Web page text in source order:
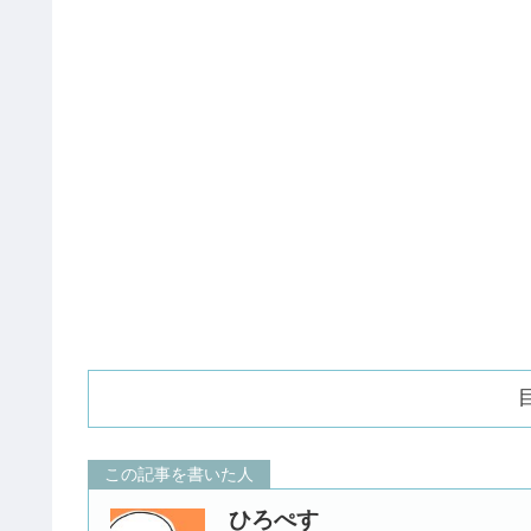
この記事を書いた人
ひろぺす